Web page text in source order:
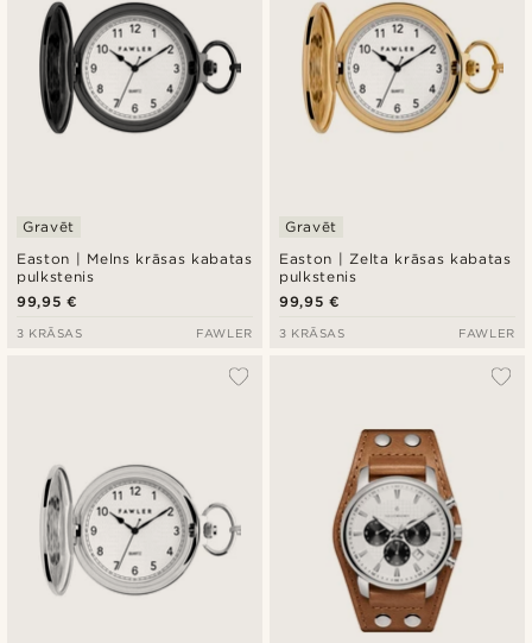
Easton | Melns krāsas kabatas
pulkstenis
Gravēt
99,95 €
3 KRĀSAS FAWLER
Easton | Zelta krāsas kabatas
pulkstenis
Gravēt
99,95 €
3 KRĀSAS FAWLER